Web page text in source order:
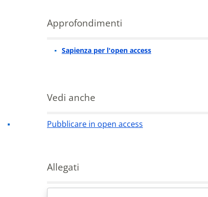
Approfondimenti
Approfondimenti
Sapienza per l'open access
Vedi anche
Pubblicare in open access
Allegati